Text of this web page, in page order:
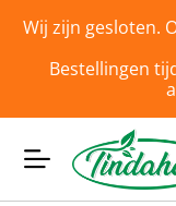
Wij zijn gesloten.
Bestellingen